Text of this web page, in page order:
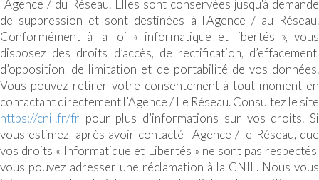
l'Agence / du Réseau. Elles sont conservées jusqu'à demande
de suppression et sont destinées à l'Agence / au Réseau.
Conformément à la loi « informatique et libertés », vous
disposez des droits d’accès, de rectification, d’effacement,
d’opposition, de limitation et de portabilité de vos données.
Vous pouvez retirer votre consentement à tout moment en
contactant directement l’Agence / Le Réseau. Consultez le site
https://cnil.fr/fr pour plus d’informations sur vos droits. Si
vous estimez, après avoir contacté l'Agence / le Réseau, que
vos droits « Informatique et Libertés » ne sont pas respectés,
vous pouvez adresser une réclamation à la CNIL. Nous vous